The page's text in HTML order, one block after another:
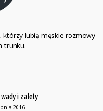
lubią męskie rozmowy
trunku.
i zalety
2016